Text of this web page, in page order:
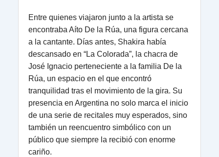
Entre quienes viajaron junto a la artista se
encontraba Aíto De la Rúa, una figura cercana
a la cantante. Días antes, Shakira había
descansado en “La Colorada”, la chacra de
José Ignacio perteneciente a la familia De la
Rúa, un espacio en el que encontró
tranquilidad tras el movimiento de la gira. Su
presencia en Argentina no solo marca el inicio
de una serie de recitales muy esperados, sino
también un reencuentro simbólico con un
público que siempre la recibió con enorme
cariño.